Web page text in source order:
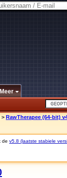
Meer
> RawTherapee (64-bit)
de v5.8 (laatste stabiele